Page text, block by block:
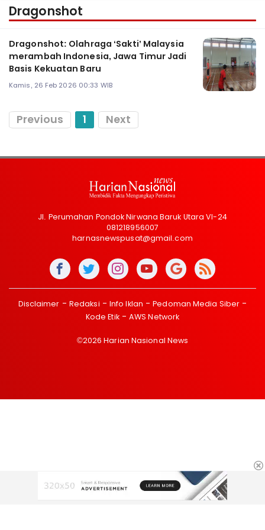
Dragonshot
Dragonshot: Olahraga ‘Sakti’ Malaysia
merambah Indonesia, Jawa Timur Jadi
Basis Kekuatan Baru
Kamis, 26 Feb 2026 00:33 WIB
Previous 1 Next
Jl. Perumahan Pondok Nirwana Baruk Utara VI-24
081218956007
harnasnewspusat@gmail.com
Disclaimer Redaksi Info Iklan
Pedoman Media Siber
Kode Etik
AWS Network
©2026 Harian Nasional News